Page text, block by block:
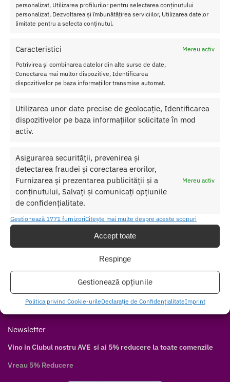
personalizat, Utilizarea profilurilor pentru selectarea conținutului
personalizat, Dezvoltarea și îmbunătățirea serviciilor, Utilizarea datelor
limitate pentru a selecta conținutul.
Caracteristici
Mereu activ
Potrivirea și combinarea datelor din alte surse de date,
Conectarea mai multor dispozitive, Identificarea
dispozitivelor pe baza informațiilor transmise automat.
Utilizarea unor date precise de geolocație, Identificarea
dispozitivelor pe baza informațiilor solicitate în mod
activ.
Asigurarea securității, prevenirea și
detectarea fraudei și corectarea erorilor,
Furnizarea și prezentarea publicității și a
conținutului, Salvați și comunicați opțiunile
de confidențialitate.
Mereu activ
Gestionează 1771 furnizoriCitește mai multe despre aceste scopuri
Accept toate
Respinge
Gestionează opțiunile
Politica privind Cookie-urileDeclarație de ConfidențialitateImprint
Discretie Maxima
Toate produsele sunt livrate prompt si discret in toata tara
Despre Noi
Confidentialitatea datelor
Protectia Consumatorului
Contul meu
Cum cumpăr
Livrare discretă
Modalități de plată
Pinterest
Youtube
Newsletter
Vino in Clubul nostru AVE si ai 5% reducere la toate comenzile
Vreau 5% Reducere